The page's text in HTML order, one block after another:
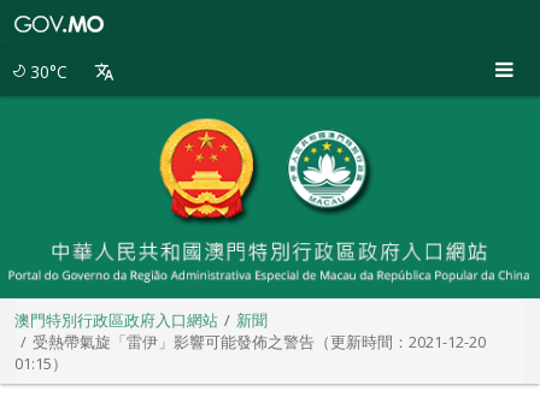
30°C
澳門特別行政區政府入口網站
新聞
受熱帶氣旋「雷伊」影響可能發佈之警告（更新時間：2021-12-20
01:15）